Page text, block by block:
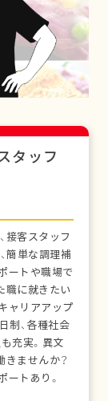
タッフ
接客スタッフ
簡単な調理補
ートや職場で
職に就きたい
ャリアアップ
制、各種社会
充実。異文
きませんか？
ートあり。